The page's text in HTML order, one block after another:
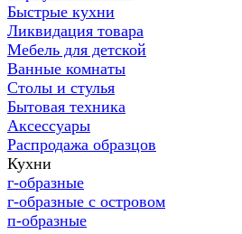
Быстрые кухни
Ликвидация товара
Мебель для детской
Ванные комнаты
Столы и стулья
Бытовая техника
Аксессуары
Распродажа образцов
Кухни
г-образные
г-образные с островом
п-образные